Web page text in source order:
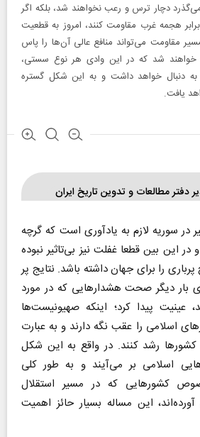
دچار ترس و رعب نخواهند شد، بلکه اگر
برابر هجمه غرب مقاومت کنند، امروز به قطعیت
مقاومت می‌تواند منافع عالی آن‌ها را پاس
خواهند شد که در این وادی هر نوع سستی،
به دنبال خواهد داشت و به این شکل گستره
یافت.
مطالعات و تدوین تاریخ ایران
سوریه لازم به یادآوری است که گرچه
در این بین قطعا غفلت نیز بی‌تاثیر نبوده
را برای جهان داشته باشد. نتایج پر
بار دیگر صحت هشدار‌هایی که در مورد
عینیت پیدا کرد؛ اینکه صهیونیست‌ها
اسلامی را عقب نگه دارند و به عبارت
کشور‌ها رشد کنند. در واقع به این شکل
اسلامی بر می‌آیند و به طور کلی
کشور‌هایی که در مسیر استقلال
این مساله بسیار حائز اهمیت